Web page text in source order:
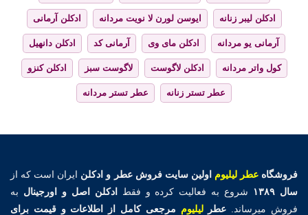
ادکلن لیبر زنانه ایوسن لورن لا نویت مردانه ادکلن آرمانی
آرمانی یو مردانه ادکلن مای وی آرمانی کد ادکلن دانهیل
کول واتر مردانه ادکلن لاگوست لاگوست سبز ادکلن کنزو
عطر تستر زنانه عطر تستر مردانه
فروشگاهعطر لیلیوم اولین سایت فروش عطر و ادکلن ایران است که از
سال ۱۳۸۹
شروع به فعالیت کرده و فقط ادکلن اصل و اورجینال به
فروش میرساند. عطرلیلیوم مرجعی کامل از اطلاعات و قیمت برای